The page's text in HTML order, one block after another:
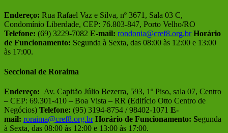
Endereço: Rua Rafael Vaz e Silva, nº 3671, Sala 03 C,
Condomínio Liberdade, CEP: 76.803-847, Porto Velho/RO
Telefone: (69) 3229-7082 E-mail: rondonia@cref8.org.br Horário
de Funcionamento: Segunda à Sexta, das 08:00 às 12:00 e 13:00
às 17:00.
Seccional de Roraima
Endereço: Av. Capitão Júlio Bezerra, 593, 1º Piso, sala 07, Centro
– CEP: 69.301-410 – Boa Vista – RR (Edifício Otto Centro de
Negócios) Telefone: (95) 3194-8754 / 98402-1071 E-
mail: roraima@cref8.org.br Horário de Funcionamento: Segunda
à Sexta, das 08:00 às 12:00 e 13:00 às 17:00.